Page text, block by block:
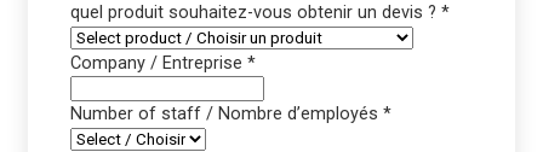
quel produit souhaitez-vous obtenir un devis ? *
Company / Entreprise *
Number of staff / Nombre d’employés *